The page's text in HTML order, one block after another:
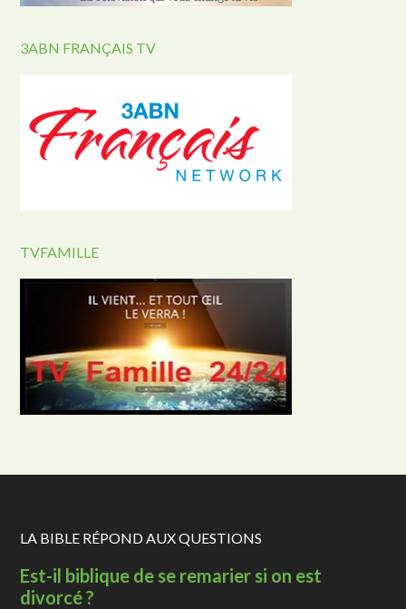
3ABN FRANÇAIS TV
TVFAMILLE
LA BIBLE RÉPOND AUX QUESTIONS
Est-il biblique de se remarier si on est
divorcé ?